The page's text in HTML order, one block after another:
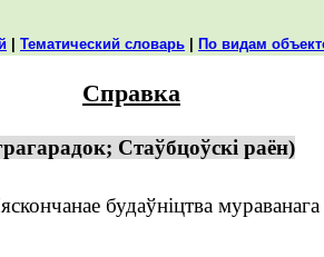
Тематический словарь По видам
Справка
Стаўбцоўскі раён)
будаўніцтва